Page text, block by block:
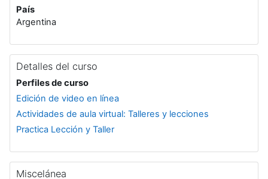
País
Argentina
Detalles del curso
Perfiles de curso
Edición de video en línea
Actividades de aula virtual: Talleres y lecciones
Practica Lección y Taller
Miscelánea